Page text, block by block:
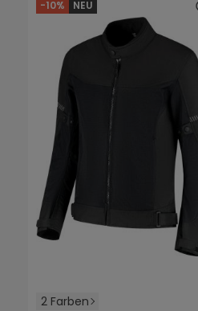
-10% NEU
2 Farben